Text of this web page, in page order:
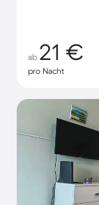
ab 21 €
pro Nacht